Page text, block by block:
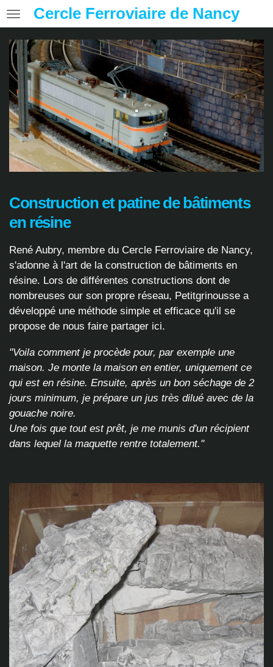
Passer
au
contenu
principal
Cercle Ferroviaire de Nancy
.
Construction et patine de bâtiments
en résine
René Aubry, membre du Cercle Ferroviaire de Nancy,
s'adonne à l'art de la construction de bâtiments en
résine. Lors de différentes constructions dont de
nombreuses our son propre réseau, Petitgrinousse a
développé une méthode simple et efficace qu'il se
propose de nous faire partager ici.
"Voila comment je procède pour, par exemple une
maison. Je monte la maison en entier, uniquement ce
qui est en résine. Ensuite, après un bon séchage de 2
jours minimum, je prépare un jus très dilué avec de la
gouache noire.
Une fois que tout est prêt, je me munis d'un récipient
dans lequel la maquette rentre totalement."